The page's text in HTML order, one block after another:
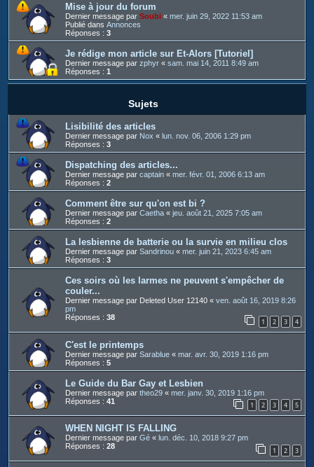
Mise à jour du forum
Dernier message par Soubi « mer. juin 29, 2022 11:53 am
Publié dans Annonces
Réponses : 3
Je rédige mon article sur Et-Alors [Tutoriel]
Dernier message par zphyr « sam. mai 14, 2011 8:49 am
Réponses : 1
Sujets
Lisibilité des articles
Dernier message par Nox « lun. nov. 06, 2006 1:29 pm
Réponses : 3
Dispatching des articles...
Dernier message par captain « mer. févr. 01, 2006 6:13 am
Réponses : 2
Comment être sur qu'on est bi ?
Dernier message par Caetha « jeu. août 21, 2025 7:05 am
Réponses : 2
La lesbienne de batterie ou la survie en milieu clos
Dernier message par Sandrinou « mer. juin 21, 2023 6:45 am
Réponses : 3
Ces soirs où les larmes ne peuvent s'empêcher de
couler...
Dernier message par Deleted User 12140 « ven. août 16, 2019 8:26
pm
Réponses : 38 1 2 3 4
C'est le printemps
Dernier message par Sarablue « mar. avr. 30, 2019 1:16 pm
Réponses : 5
Le Guide du Bar Gay et Lesbien
Dernier message par theo29 « mer. janv. 30, 2019 1:16 pm
Réponses : 41 1 2 3 4 5
WHEN NIGHT IS FALLING
Dernier message par Gé « lun. déc. 10, 2018 9:27 pm
Réponses : 28 1 2 3